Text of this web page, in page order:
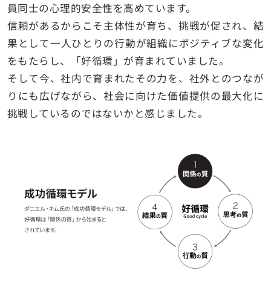
員同士の心理的安全性を高めています。
信頼があるからこそ主体性が育ち、挑戦が促され、結
果として一人ひとりの行動が組織にポジティブな変化
をもたらし、「好循環」が育まれていました。
そして今、社内で育まれたその力を、社外とのつなが
りにも広げながら、社会に向けた価値提供の最大化に
挑戦しているのではないかと感じました。